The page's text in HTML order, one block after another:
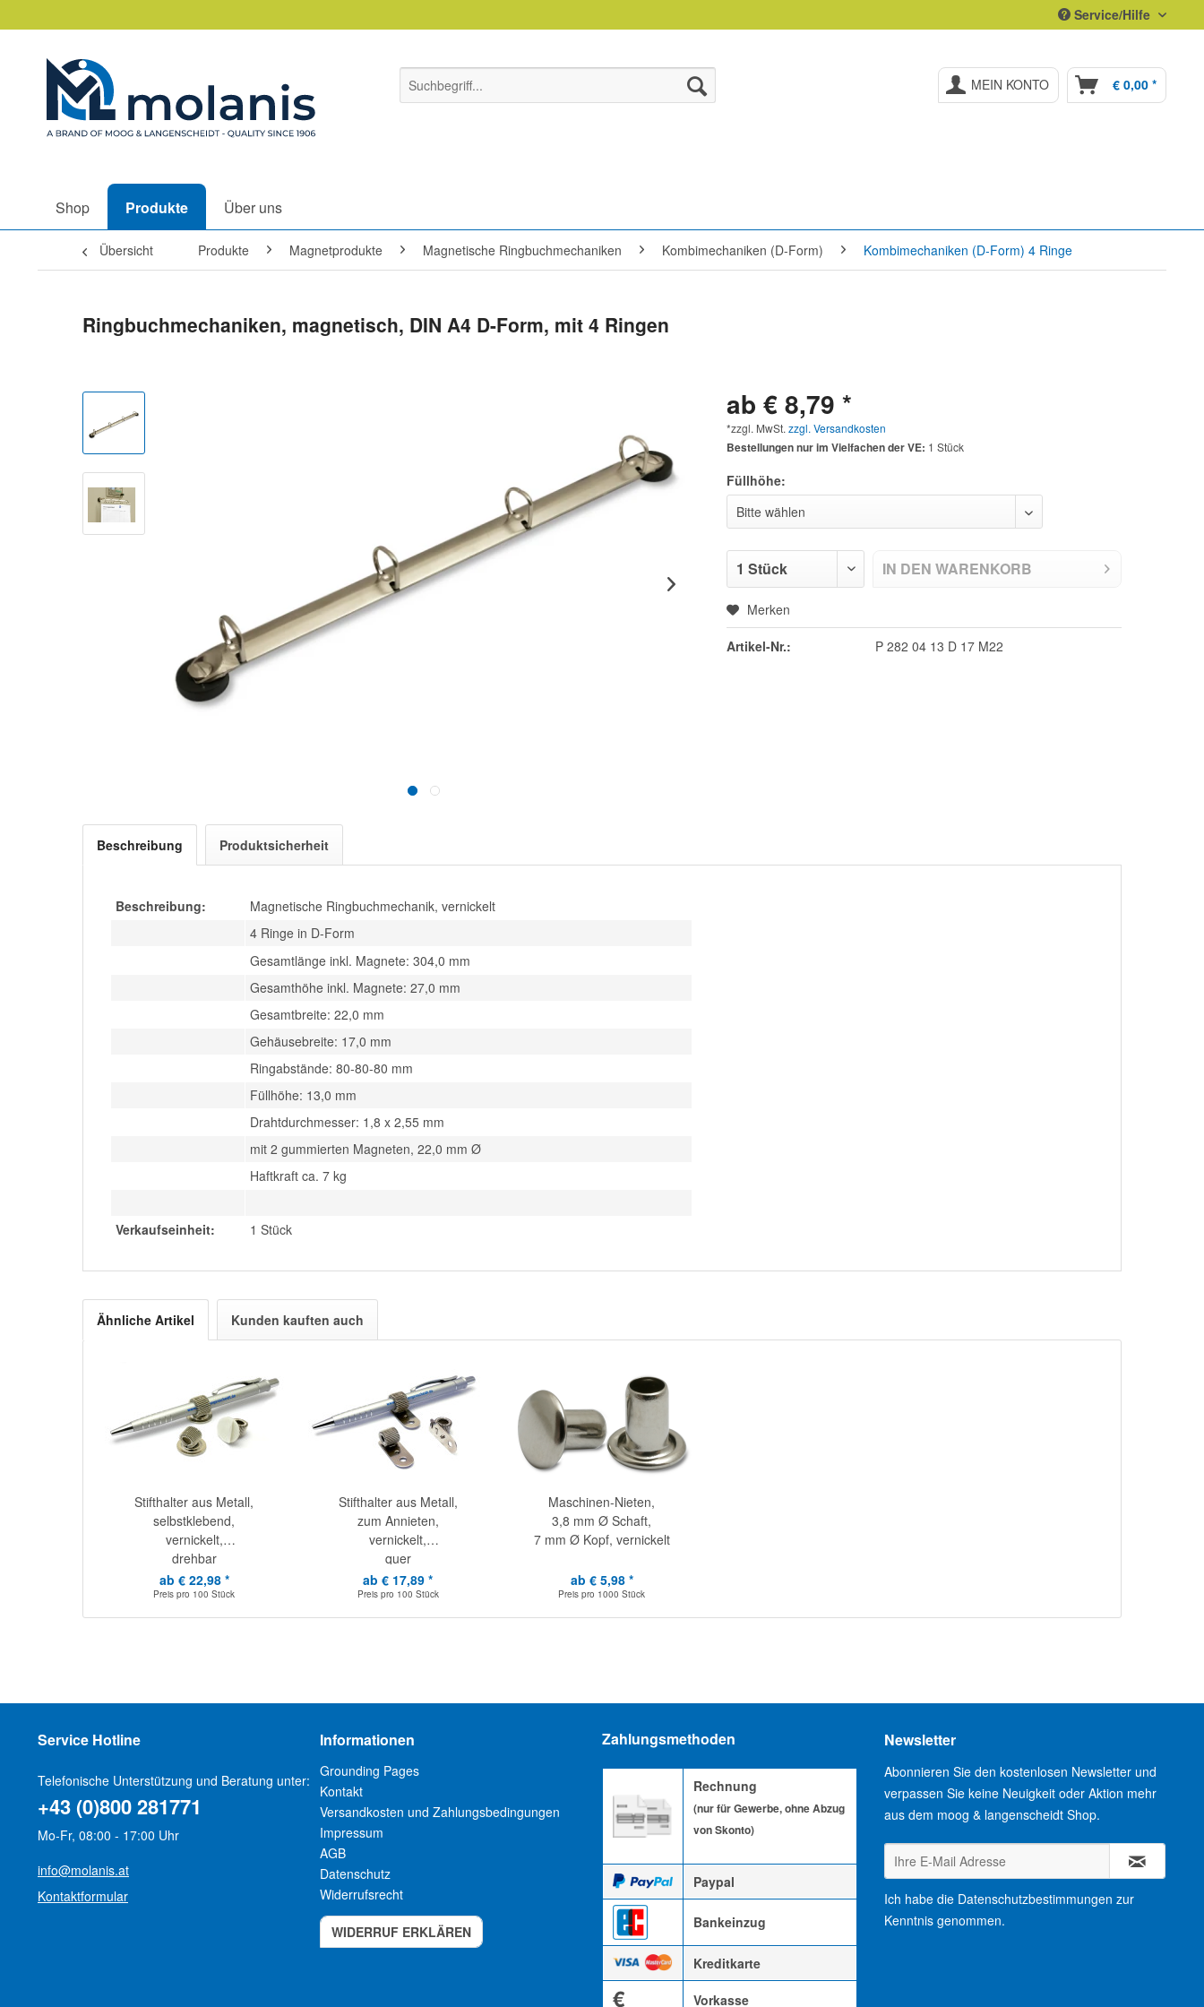
Service/Hilfe
MEIN KONTO € 0,00 *
Shop Produkte Über uns
Übersicht Produkte Magnetprodukte Magnetische Ringbuchmechaniken Kombimechaniken (D-Form) Kombimechaniken (D-Form) 4 Ringe
Ringbuchmechaniken, magnetisch, DIN A4 D-Form, mit 4 Ringen
ab € 8,79 *
*zzgl. MwSt.zzgl. Versandkosten
Bestellungen nur im Vielfachen der VE: 1 Stück
Füllhöhe:
IN DEN WARENKORB
Merken
Artikel-Nr.: P 282 04 13 D 17 M22
Beschreibung Produktsicherheit
Beschreibung:
Magnetische Ringbuchmechanik, vernickelt
4 Ringe in D-Form
Gesamtlänge inkl. Magnete: 304,0 mm
Gesamthöhe inkl. Magnete: 27,0 mm
Gesamtbreite: 22,0 mm
Gehäusebreite: 17,0 mm
Ringabstände: 80-80-80 mm
Füllhöhe: 13,0 mm
Drahtdurchmesser: 1,8 x 2,55 mm
mit 2 gummierten Magneten, 22,0 mm Ø
Haftkraft ca. 7 kg
Verkaufseinheit: 1 Stück
Ähnliche Artikel Kunden kauften auch
Stifthalter aus Metall,
selbstklebend,
vernickelt,
drehbar
ab € 22,98 *
Preis pro 100 Stück
Stifthalter aus Metall,
zum Annieten,
vernickelt,
quer
ab € 17,89 *
Preis pro 100 Stück
Maschinen-Nieten,
3,8 mm Ø Schaft,
7 mm Ø Kopf, vernickelt
ab € 5,98 *
Preis pro 1000 Stück
Service Hotline
Telefonische Unterstützung und Beratung unter:
+43 (0)800 281771
Mo-Fr, 08:00 - 17:00 Uhr
info@molanis.at
Kontaktformular
Informationen
Grounding Pages
Kontakt
Versandkosten und Zahlungsbedingungen
Impressum
AGB
Datenschutz
Widerrufsrecht
WIDERRUF ERKLÄREN
Zahlungsmethoden
Rechnung
(nur für Gewerbe, ohne Abzug
von Skonto)
Paypal
Bankeinzug
Kreditkarte
€ Vorkasse
Newsletter
Abonnieren Sie den kostenlosen Newsletter und
verpassen Sie keine Neuigkeit oder Aktion mehr
aus dem moog & langenscheidt Shop.
Ich habe die Datenschutzbestimmungen zur
Kenntnis genommen.